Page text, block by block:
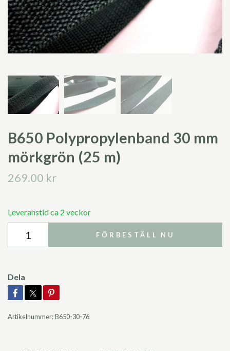
B650 Polypropylenband 30 mm
mörkgrön (25 m)
269.00 kr
Leveranstid ca 2 veckor
FÖRBESTÄLL NU
Dela
Artikelnummer:B650-30-76